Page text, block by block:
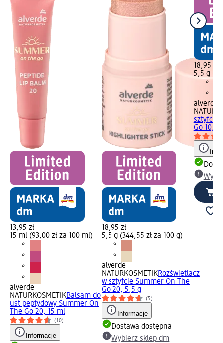
13,95 zł
15 ml (93,00 zł za 100 ml)
alverde
NATURKOSMETIKBalsam do
ust peptydowy Summer On
The Go 20, 15 ml
(10)
Informacje
18,95 zł
5,5 g (344,55 zł za 100 g)
alverde
NATURKOSMETIKRozświetlacz
w sztyfcie Summer On The
Go 20, 5,5 g
(5)
Informacje
Dostawa dostępna
Wybierz sklep dm
18,95 zł
5,5 g
alverde
sztyfcie
Go 10,